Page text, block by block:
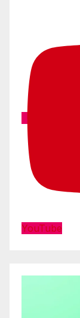
YouTube